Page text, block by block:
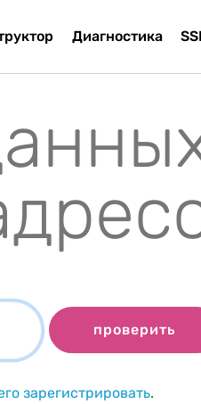
Диагностика
проверить
зарегистрировать.